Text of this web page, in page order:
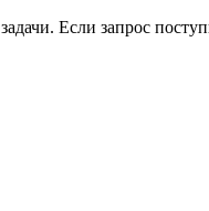
Если запрос